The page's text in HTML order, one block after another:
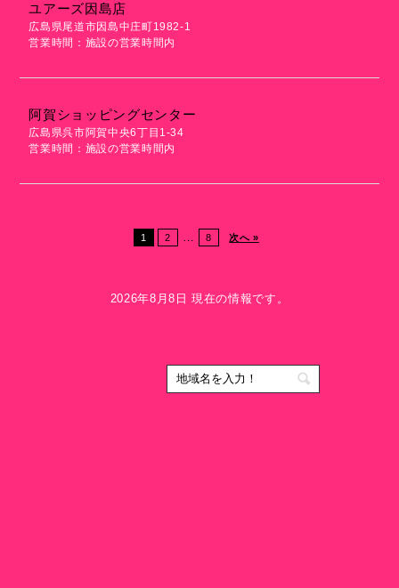
ユアーズ因島店
広島県尾道市因島中庄町1982-1
営業時間：施設の営業時間内
阿賀ショッピングセンター
広島県呉市阿賀中央6丁目1-34
営業時間：施設の営業時間内
1 2 … 8 次へ »
2026年8月8日 現在の情報です。